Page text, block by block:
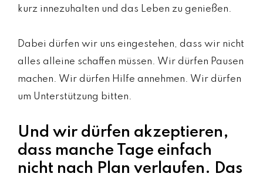
kurz innezuhalten und das Leben zu genießen.
Dabei dürfen wir uns eingestehen, dass wir nicht
alles alleine schaffen müssen. Wir dürfen Pausen
machen. Wir dürfen Hilfe annehmen. Wir dürfen
um Unterstützung bitten.
Und wir dürfen akzeptieren,
dass manche Tage einfach
nicht nach Plan verlaufen. Das